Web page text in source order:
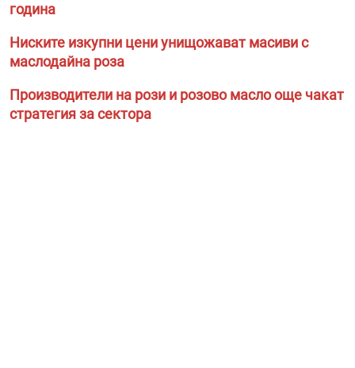
година
Ниските изкупни цени унищожават масиви с
маслодайна роза
Производители на рози и розово масло още чакат
стратегия за сектора